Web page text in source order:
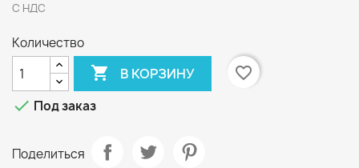
С НДС
Количество
 В КОРЗИНУ
favorite_border
 Под заказ
Поделиться